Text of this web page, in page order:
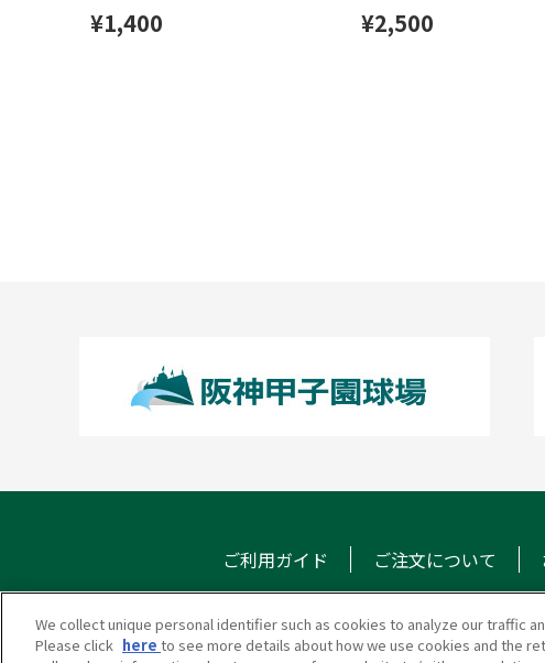
¥1,400 ¥2,500
ご利用ガイド ご注文について
We collect unique personal identifier such as cookies to analyze our traffic
Please click here to see more details about how we use cookies and the